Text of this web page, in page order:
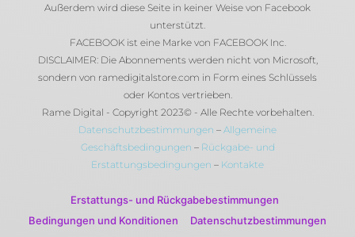
Außerdem wird diese Seite in keiner Weise von Facebook
unterstützt.
FACEBOOK ist eine Marke von FACEBOOK Inc.
DISCLAIMER: Die Abonnements werden nicht von Microsoft,
sondern von ramedigitalstore.com in Form eines Schlüssels
oder Kontos vertrieben.
Rame Digital - Copyright 2023© - Alle Rechte vorbehalten.
Datenschutzbestimmungen – Allgemeine
Geschäftsbedingungen – Rückgabe- und
Erstattungsbedingungen – Kontakte
Erstattungs- und Rückgabebestimmungen
Bedingungen und Konditionen
Datenschutzbestimmungen